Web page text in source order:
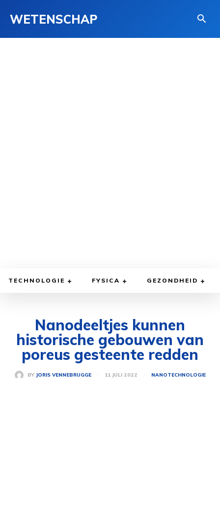
WETENSCHAP
TECHNOLOGIE FYSICA GEZONDHEID
Nanodeeltjes kunnen
historische gebouwen van
poreus gesteente redden
BY JORIS VENNEBRUGGE 11 JULI 2022 NANOTECHNOLOGIE